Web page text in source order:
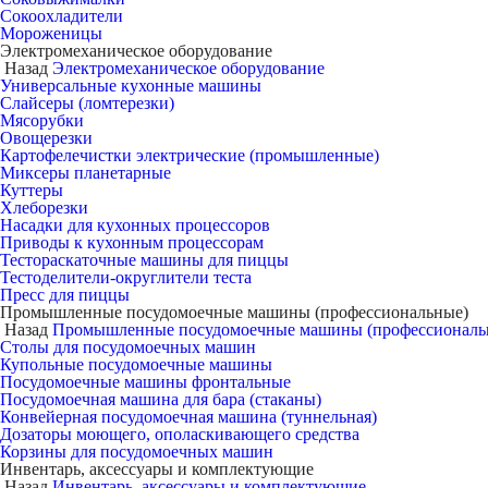
Сокоохладители
Мороженицы
Электромеханическое оборудование
Назад Электромеханическое оборудование
Универсальные кухонные машины
Слайсеры (ломтерезки)
Мясорубки
Овощерезки
Картофелечистки электрические (промышленные)
Миксеры планетарные
Куттеры
Хлеборезки
Насадки для кухонных процессоров
Приводы к кухонным процессорам
Тестораскаточные машины для пиццы
Тестоделители-округлители теста
Пресс для пиццы
Промышленные посудомоечные машины (профессиональные)
Назад Промышленные посудомоечные машины
Столы для посудомоечных машин
Купольные посудомоечные машины
Посудомоечные машины фронтальные
Посудомоечная машина для бара (стаканы)
Конвейерная посудомоечная машина (туннельная)
Дозаторы моющего, ополаскивающего средства
Корзины для посудомоечных машин
Инвентарь, аксессуары и комплектующие